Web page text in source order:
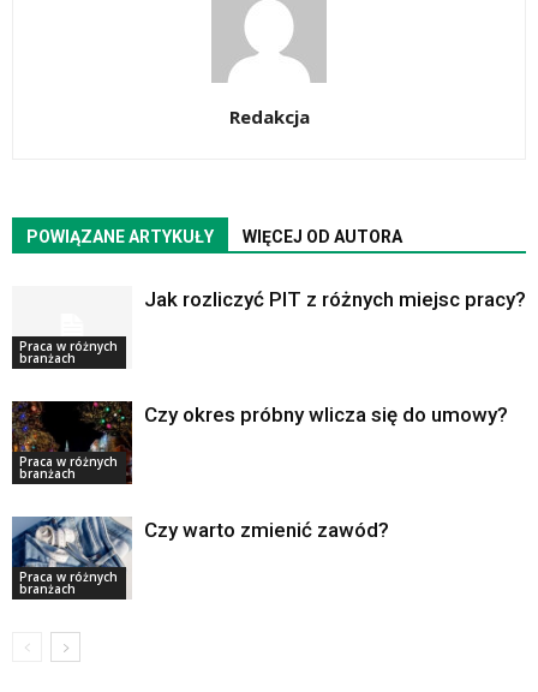
Redakcja
POWIĄZANE ARTYKUŁY WIĘCEJ OD AUTORA
Praca w różnych
branżach
Jak rozliczyć PIT z różnych miejsc pracy?
Praca w różnych
branżach
Czy okres próbny wlicza się do umowy?
Praca w różnych
branżach
Czy warto zmienić zawód?